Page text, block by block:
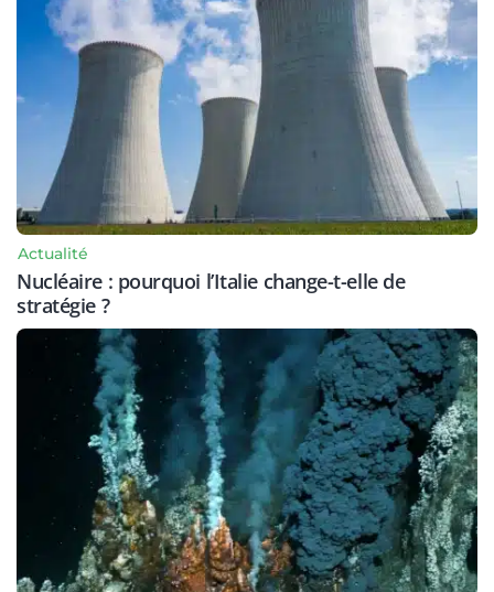
Actualité
Nucléaire : pourquoi l’Italie change-t-elle de
stratégie ?